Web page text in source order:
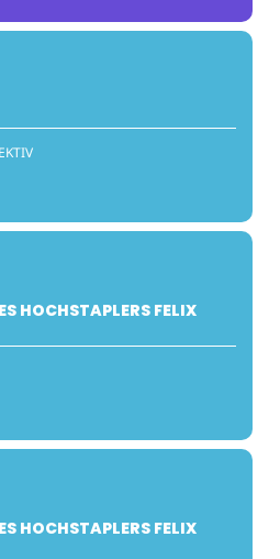
HOCHSTAPLERS FELIX
HOCHSTAPLERS FELIX